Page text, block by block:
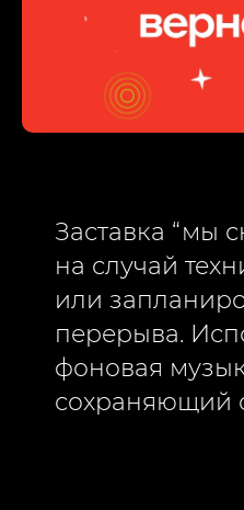
Заставка “мы
на случай
или
перерыва.
фоновая
сохраняющий